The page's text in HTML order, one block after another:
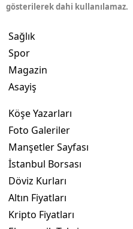
gösterilerek dahi kullanılamaz.
Sağlık
Spor
Magazin
Asayiş
Köşe Yazarları
Foto Galeriler
Manşetler Sayfası
İstanbul Borsası
Döviz Kurları
Altın Fiyatları
Kripto Fiyatları